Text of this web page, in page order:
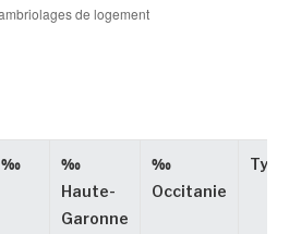
‰
‰
Haute-
Garonne
‰
Occitanie
Type